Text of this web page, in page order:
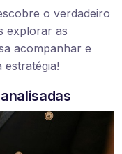
o verdadeiro
explorar as
acompanhar e